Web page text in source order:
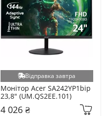
Відправка завтра
Монітор Acer SA242YP1bip
23,8" (UM.QS2EE.101)
4 026 ₴